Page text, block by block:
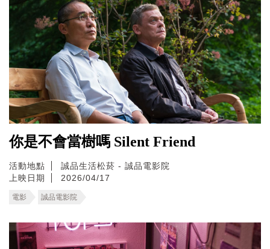
你是不會當樹嗎 Silent Friend
活動地點
誠品生活松菸 - 誠品電影院
上映日期
2026/04/17
電影 誠品電影院